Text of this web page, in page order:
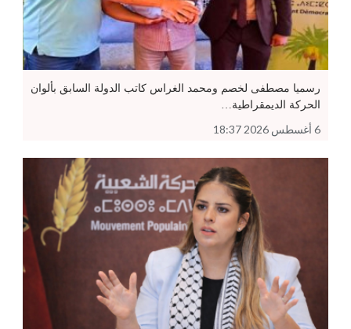
رسميا مصطفى لخصم ومحمد الغراس كاتب الدولة السابق بألوان
الحركة الديمقراطية…
6 أغسطس 2026 18:37